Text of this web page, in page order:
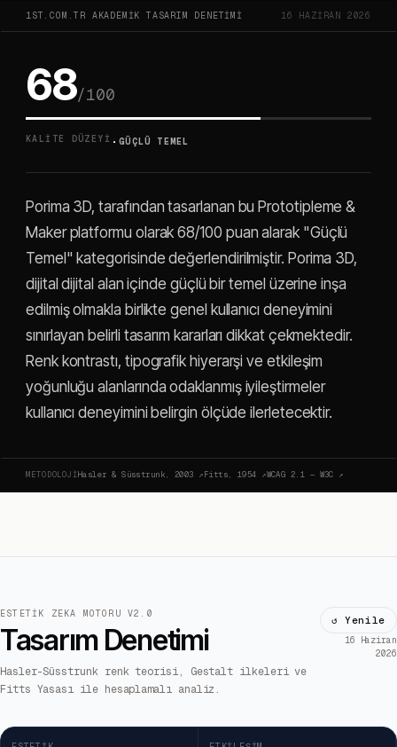
1ST.COM.TR AKADEMIK TASARIM DENETIMI 16 HAZIRAN 2026
68/100
KALITE DÜZEYI ·GÜÇLÜ TEMEL
Porima 3D, tarafından tasarlanan bu Prototipleme &
Maker platformu olarak 68/100 puan alarak "Güçlü
Temel" kategorisinde değerlendirilmiştir. Porima 3D,
dijital dijital alan içinde güçlü bir temel üzerine inşa
edilmiş olmakla birlikte genel kullanıcı deneyimini
sınırlayan belirli tasarım kararları dikkat çekmektedir.
Renk kontrastı, tipografik hiyerarşi ve etkileşim
yoğunluğu alanlarında odaklanmış iyileştirmeler
kullanıcı deneyimini belirgin ölçüde ilerletecektir.
METODOLOJIHasler & Süsstrunk, 2003 ↗Fitts, 1954 ↗WCAG 2.1 — W3C ↗
ESTETIK ZEKA MOTORU V2.0
Tasarım Denetimi
Hasler-Süsstrunk renk teorisi, Gestalt ilkeleri ve
Fitts Yasası ile hesaplamalı analiz.
↺ Yenile
16 Haziran
2026